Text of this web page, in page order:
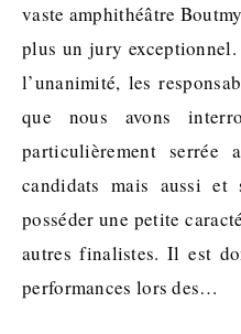
vaste amphithéâtre
plus un jury
l’unanimité, les
que nous avons
particulièrement serrée
candidats mais aussi et
posséder une petite
autres finalistes. Il est
performances lors des…